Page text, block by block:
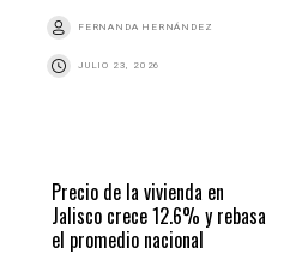
FERNANDA HERNÁNDEZ
JULIO 23, 2026
Precio de la vivienda en
Jalisco crece 12.6% y rebasa
el promedio nacional